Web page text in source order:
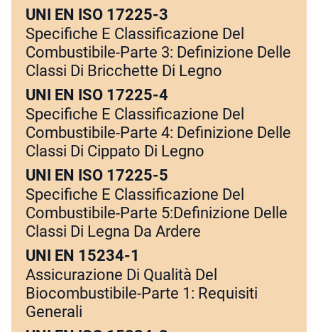
UNI EN ISO 17225-3
Specifiche E Classificazione Del
Combustibile-Parte 3: Definizione Delle
Classi Di Bricchette Di Legno
UNI EN ISO 17225-4
Specifiche E Classificazione Del
Combustibile-Parte 4: Definizione Delle
Classi Di Cippato Di Legno
UNI EN ISO 17225-5
Specifiche E Classificazione Del
Combustibile-Parte 5:Definizione Delle
Classi Di Legna Da Ardere
UNI EN 15234-1
Assicurazione Di Qualità Del
Biocombustibile-Parte 1: Requisiti
Generali